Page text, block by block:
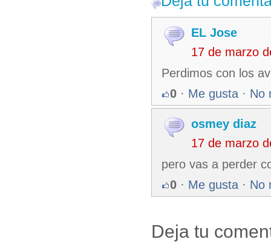
EL Jose
17 de marzo
Perdimos con los
0 · Me gusta · No
osmey diaz
17 de marzo
pero vas a perder
0 · Me gusta · No
Deja tu